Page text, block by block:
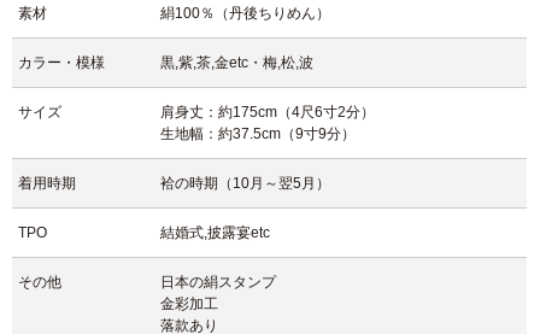
どが際立つ古典柄が多い印象ですが、今回のようなモダンな雰囲気はあ
まり見ないタイプだと思います。
黒留袖を少し変わった雰囲気で着たいという方にオススメしたい一枚で
お目にとまりましたら、是非この出会いをお見逃しなく。
【文章 髙畑瑞樹】
素材 絹100％（丹後ちりめん）
カラー・模様 黒,紫,茶,金etc・梅,松,波
サイズ
肩身丈：約175cm（4尺6寸2分）
生地幅：約37.5cm（9寸9分）
着用時期 袷の時期（10月～翌5月）
TPO 結婚式,披露宴etc
その他
日本の絹スタンプ
金彩加工
落款あり